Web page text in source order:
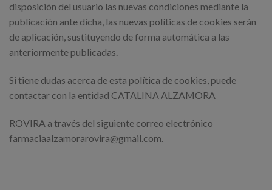
disposición del usuario las nuevas condiciones mediante la
publicación ante dicha, las nuevas políticas de cookies serán
de aplicación, sustituyendo de forma automática a las
anteriormente publicadas.
Si tiene dudas acerca de esta política de cookies, puede
contactar con la entidad CATALINA ALZAMORA
ROVIRA a través del siguiente correo electrónico
farmaciaalzamorarovira@gmail.com.